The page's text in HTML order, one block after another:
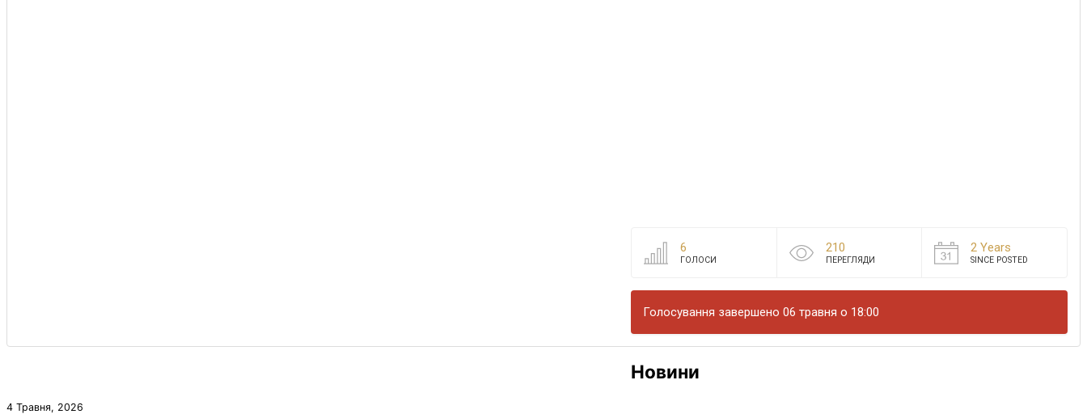
6
ГОЛОСИ
210
ПЕРЕГЛЯДИ
2 Years
SINCE POSTED
Голосування завершено 06 травня о 18:00
Новини
4 Травня, 2026